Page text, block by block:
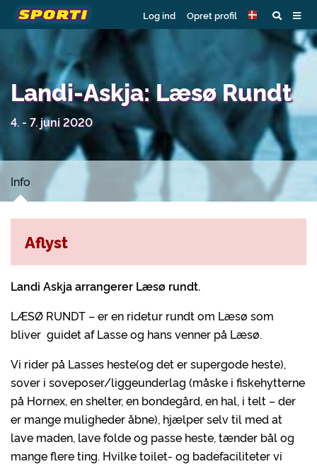
Log ind Opret profil
Landi-Askja: Læsø Rundt
4. - 7. juni 2020
Info
Landi Askja arrangerer Læsø rundt.
LÆSØ RUNDT – er en ridetur rundt om Læsø som
bliver guidet af Lasse og hans venner på Læsø.
Vi rider på Lasses heste(og det er supergode heste),
sover i soveposer/liggeunderlag (måske i fiskehytterne
på Hornex, en shelter, en bondegård, en hal, i telt – der
er mange muligheder åbne), hjælper selv til med at
lave maden, lave folde og passe heste, tænder bål og
mange flere ting. Hvilke toilet- og badefaciliteter vi
Aflyst